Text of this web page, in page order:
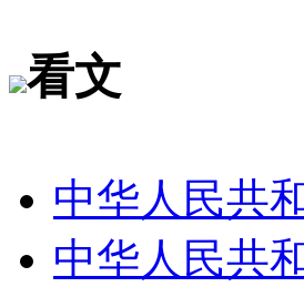
看文
中华人民共
中华人民共